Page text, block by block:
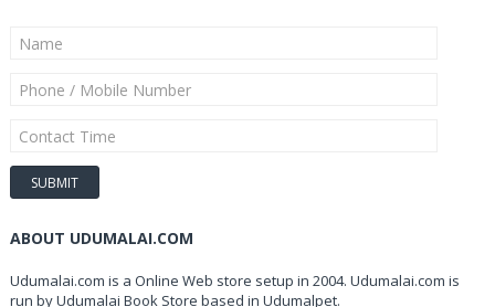
ABOUT UDUMALAI.COM
Udumalai.com is a Online Web store setup in 2004. Udumalai.com is
run by Udumalai Book Store based in Udumalpet.